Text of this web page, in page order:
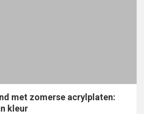
met zomerse acrylplaten:
kleur